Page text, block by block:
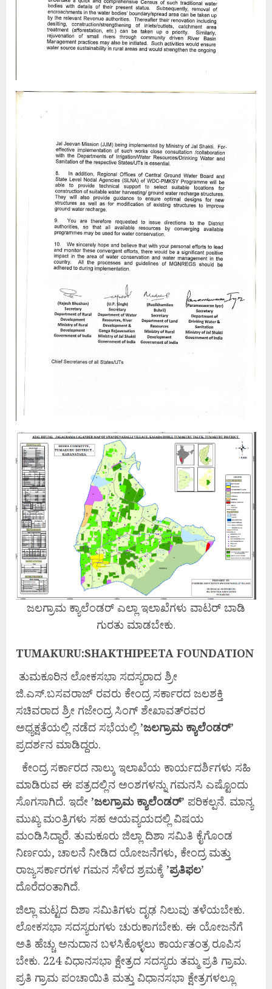
ಜಲಗ್ರಾಮ ಕ್ಯಾಲೆಂಡರ್ ಎಲ್ಲಾ ಇಲಾಖೆಗಳು ವಾಟರ್ ಬಾಡಿ
ಗುರತು ಮಾಡಬೇಕು.
TUMAKURU:SHAKTHIPEETA FOUNDATION
ತುಮಕೂರಿನ ಲೋಕಸಭಾ ಸದಸ್ಯರಾದ ಶ್ರೀ
ಜಿ.ಎಸ್.ಬಸವರಾಜ್ ರವರು ಕೇಂದ್ರ ಸರ್ಕಾರದ ಜಲಶಕ್ತಿ
ಸಚಿವರಾದ ಶ್ರೀ ಗಜೇಂದ್ರ ಸಿಂಗ್ ಶೇಖಾವತ್‌ರವರ
ಅಧ್ಯಕ್ಷತೆಯಲ್ಲಿ ನಡೆದ ಸಭೆಯಲ್ಲಿ ’ಜಲಗ್ರಾಮ ಕ್ಯಾಲೆಂಡರ್’
ಪ್ರದರ್ಶನ ಮಾಡಿದ್ದರು.
ಕೇಂದ್ರ ಸರ್ಕಾರದ ನಾಲ್ಕು ಇಲಾಖೆಯ ಕಾರ್ಯದರ್ಶಿಗಳು ಸಹಿ
ಮಾಡಿರುವ ಈ ಪತ್ರದಲ್ಲಿನ ಅಂಶಗಳನ್ನು ಗಮನಸಿ ಎಷ್ಟೊಂದು
ಸೊಗಸಾಗಿದೆ. ಇದೇ ’ಜಲಗ್ರಾಮ ಕ್ಯಾಲೆಂಡರ್’ ಪರಿಕಲ್ಪನೆ. ಮಾನ್ಯ
ಮುಖ್ಯ ಮಂತ್ರಿಗಳು ಸಹ ಆಯವ್ಯಯದಲ್ಲಿ ವಿಷಯ
ಮಂಡಿಸಿದ್ದಾರೆ. ತುಮಕೂರು ಜಿಲ್ಲಾ ದಿಶಾ ಸಮಿತಿ ಕೈಗೊಂಡ
ನಿರ್ಣಯ, ಚಾಲನೆ ನೀಡಿದ ಯೋಜನೆಗಳು, ಕೇಂದ್ರ ಮತ್ತು
ರಾಜ್ಯಸರ್ಕಾರಗಳ ಗಮನ ಸೆಳೆದ ಶ್ರಮಕ್ಕೆ ’ಪ್ರತಿಫಲ’
ದೊರೆದಂತಾಗಿದೆ.
ಜಿಲ್ಲಾ ಮಟ್ಟದ ದಿಶಾ ಸಮಿತಿಗಳು ದೃಢ ನಿಲುವು ತಳೆಯಬೇಕು.
ಲೋಕಸಭಾ ಸದಸ್ಯರುಗಳು ಚುರುಕಾಗಬೇಕು. ಈ ಯೋಜನೆಗೆ
ಅತಿ ಹೆಚ್ಚು ಅನುದಾನ ಬಳಸಿಕೊಳ್ಳಲು ಕಾರ್ಯತಂತ್ರ ರೂಪಿಸ
ಬೇಕು. 224 ವಿಧಾನಸಭಾ ಕ್ಷೇತ್ರದ ಸದಸ್ಯರು ತಮ್ಮ ಪ್ರತಿ ಗ್ರಾಮ.
ಪ್ರತಿ ಗ್ರಾಮ ಪಂಚಾಯಿತಿ ಮತ್ತು ವಿಧಾನಸಭಾ ಕ್ಷೇತ್ರಗಳಲ್ಲೂ